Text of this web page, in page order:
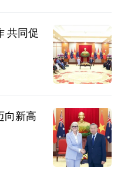
共同促
向新高